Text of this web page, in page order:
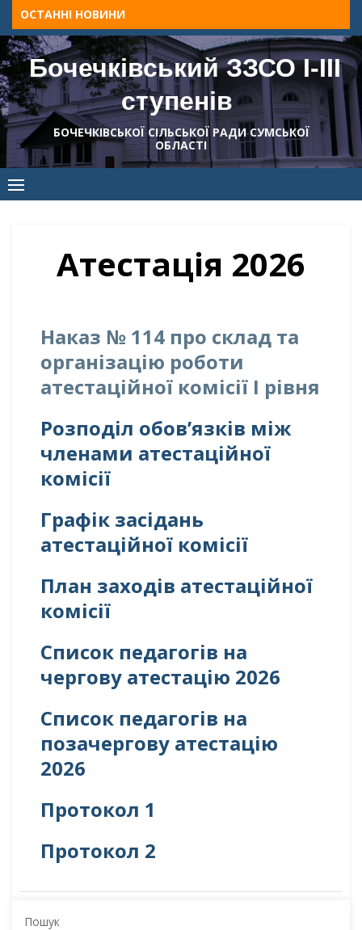
Skip
to
content
ОСТАННІ НОВИНИ
Бочечківський ЗЗСО І-ІІІ
ступенів
БОЧЕЧКІВСЬКОЇ СІЛЬСЬКОЇ РАДИ СУМСЬКОЇ
ОБЛАСТІ
Атестація 2026
Наказ № 114 про склад та
організацію роботи
атестаційної комісії І рівня
Розподіл обов’язків між
членами атестаційної
комісії
Графік засідань
атестаційної комісії
План заходів атестаційної
комісії
Список педагогів на
чергову атестацію 2026
Список педагогів на
позачергову атестацію
2026
Протокол 1
Протокол 2
Пошук